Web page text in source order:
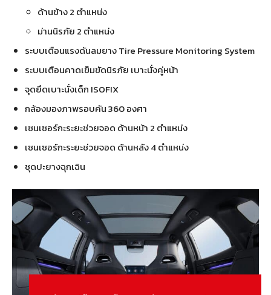
ด้านข้าง 2 ตำแหน่ง
ม่านนิรภัย 2 ตำแหน่ง
ระบบเตือนแรงดันลมยาง Tire Pressure Monitoring System
ระบบเตือนคาดเข็มขัดนิรภัย เบาะนั่งคู่หน้า
จุดยึดเบาะนั่งเด็ก ISOFIX
กล้องมองภาพรอบคัน 360 องศา
เซนเซอร์กะระยะช่วยจอด ด้านหน้า 2 ตำแหน่ง
เซนเซอร์กะระยะช่วยจอด ด้านหลัง 4 ตำแหน่ง
ชุดปะยางฉุกเฉิน